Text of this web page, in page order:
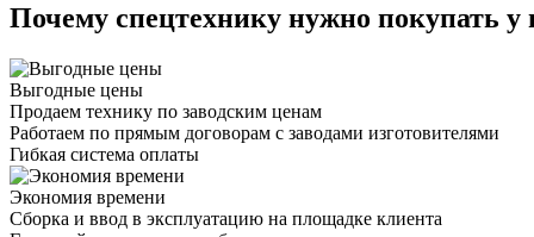
Почему спецтехнику нужно покупать у
Выгодные цены
Продаем технику по заводским ценам
Работаем по прямым договорам с заводами изготовителями
Гибкая система оплаты
Экономия времени
Сборка и ввод в эксплуатацию на площадке клиента